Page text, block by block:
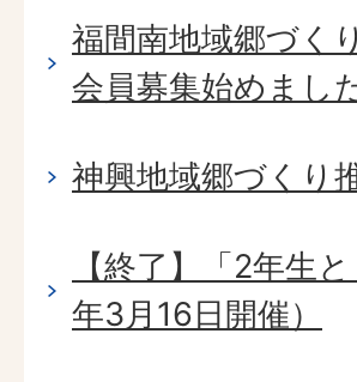
福間南地域郷づく
会員募集始めまし
神興地域郷づくり
【終了】「2年生
年3月16日開催）